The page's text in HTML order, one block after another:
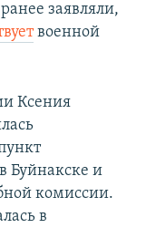
заявляли,
военной
Ксения
Буйнакске и
комиссии.
в